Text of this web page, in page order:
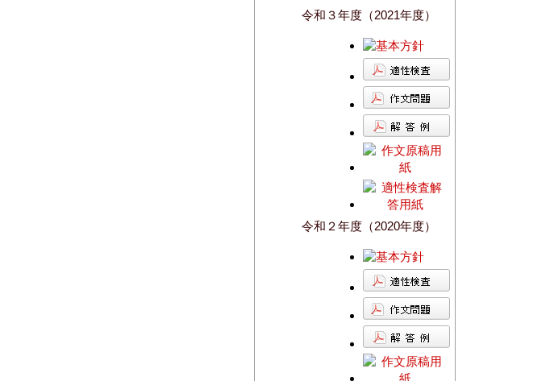
令和３年度（2021年度）
令和２年度（2020年度）